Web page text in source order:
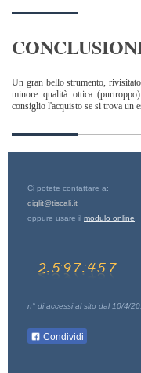
Un gran bello strumento,
minore qualità ottica
consiglio l'acquisto se si trova un
Ci potete contattare a:
diglit@tiscali.it
oppure usare il modulo online
n° di accessi al sito dal 10/4/
Condividi